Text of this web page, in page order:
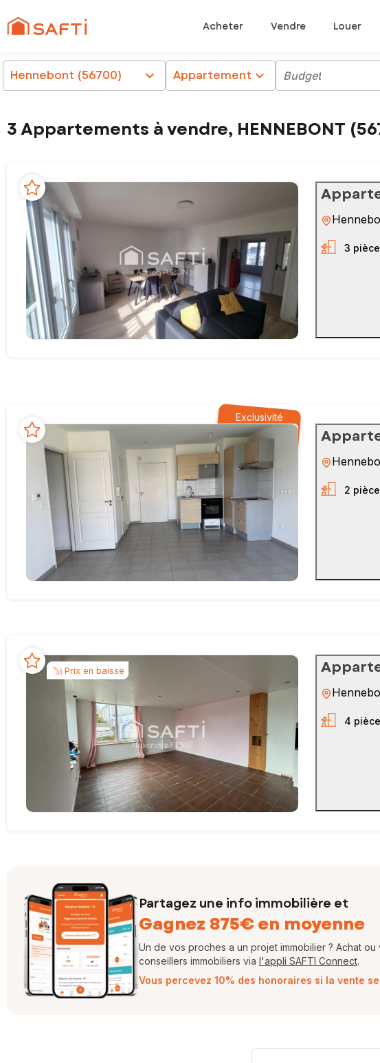
Acheter Vendre Louer
Hennebont (56700) chevron_right Appartement chevron_right Budget
3 Appartements à vendre, HENNEBONT
3
Exclusivité
2
Prix en baisse
4
Partagez une info immobilière et
Gagnez 875€ en moyenne
Un de vos proches a un projet immobilier ? Achat
conseillers immobiliers via l'appli SAFTI Connect.
Vous percevez 10% des honoraires si la vente